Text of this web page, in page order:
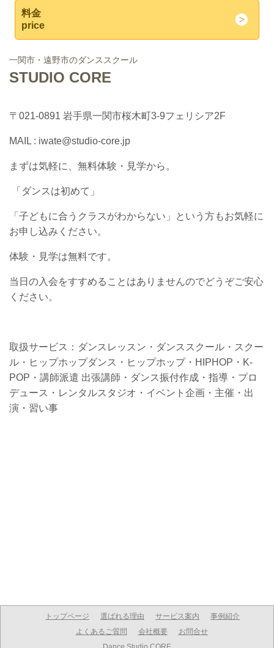
料金
price
一関市・遠野市のダンススクール
STUDIO CORE
〒021-0891 岩手県一関市桜木町3-9フェリシア2F
MAIL : iwate@studio-core.jp
まずは気軽に、無料体験・見学から。
「ダンスは初めて」
「子どもに合うクラスがわからない」という方もお気軽に
お申し込みください。
体験・見学は無料です。
当日の入会をすすめることはありませんのでどうぞご安心
ください。
取扱サービス：ダンスレッスン・ダンススクール・スクー
ル・ヒップホップダンス・ヒップホップ・HIPHOP・K-
POP・講師派遣 出張講師・ダンス振付作成・指導・プロ
デュース・レンタルスタジオ・イベント企画・主催・出
演・習い事
トップページ 選ばれる理由 サービス案内
事例紹介
よくあるご質問
会社概要 お問合せ